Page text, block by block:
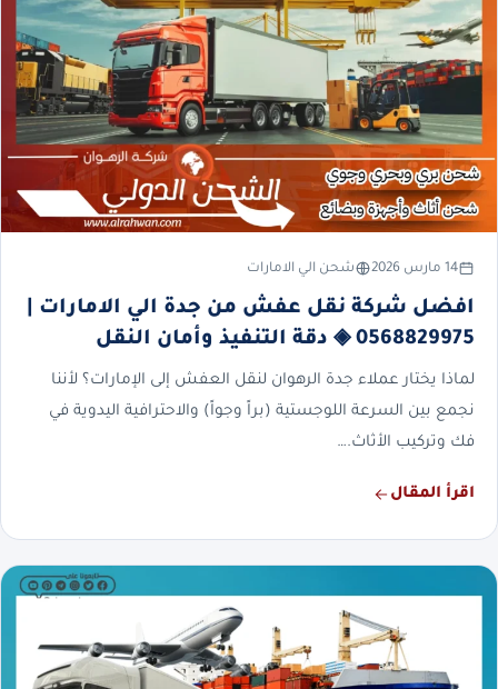
14 مارس 2026 شحن الي الامارات
افضل شركة نقل عفش من جدة الي الامارات |
0568829975 ◈ دقة التنفيذ وأمان النقل
لماذا يختار عملاء جدة الرهوان لنقل العفش إلى الإمارات؟ لأننا
نجمع بين السرعة اللوجستية (براً وجواً) والاحترافية اليدوية في
فك وتركيب الأثاث.…
اقرأ المقال